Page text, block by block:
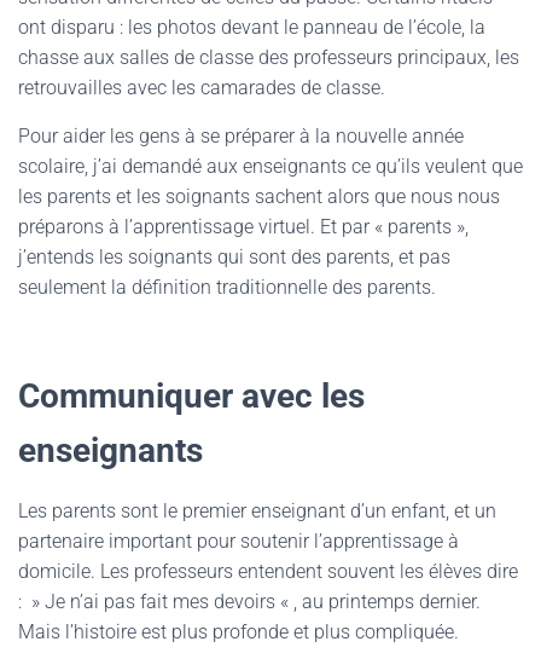
ont disparu : les photos devant le panneau de l’école, la
chasse aux salles de classe des professeurs principaux, les
retrouvailles avec les camarades de classe.
Pour aider les gens à se préparer à la nouvelle année
scolaire, j’ai demandé aux enseignants ce qu’ils veulent que
les parents et les soignants sachent alors que nous nous
préparons à l’apprentissage virtuel. Et par « parents »,
j’entends les soignants qui sont des parents, et pas
seulement la définition traditionnelle des parents.
Communiquer avec les
enseignants
Les parents sont le premier enseignant d’un enfant, et un
partenaire important pour soutenir l’apprentissage à
domicile. Les professeurs entendent souvent les élèves dire
: » Je n’ai pas fait mes devoirs « , au printemps dernier.
Mais l’histoire est plus profonde et plus compliquée.